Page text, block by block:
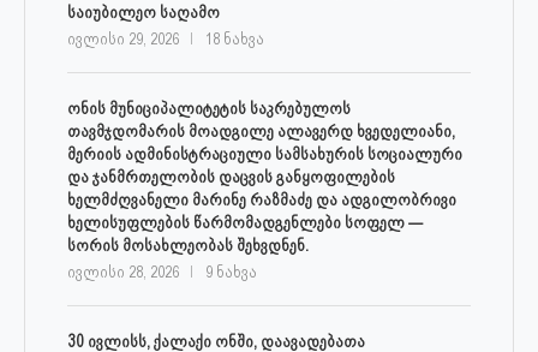
საიუბილეო საღამო
ივლისი 29, 2026 18 ნახვა
ონის მუნიციპალიტეტის საკრებულოს
თავმჯდომარის მოადგილე ალავერდ ხვედელიანი,
მერიის ადმინისტრაციული სამსახურის სოციალური
და ჯანმრთელობის დაცვის განყოფილების
ხელმძღვანელი მარინე რაზმაძე და ადგილობრივი
ხელისუფლების წარმომადგენლები სოფელ —
სორის მოსახლეობას შეხვდნენ.
ივლისი 28, 2026 9 ნახვა
30 ივლისს, ქალაქი ონში, დაავადებათა